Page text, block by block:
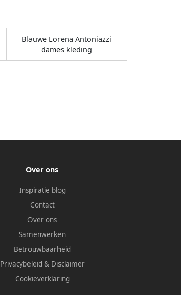
Blauwe Lorena Antoniazzi
dames kleding
Over ons
Inspiratie blog
Contact
Over ons
Samenwerken
Betrouwbaarheid
Privacybeleid & Disclaimer
Cookieverklaring